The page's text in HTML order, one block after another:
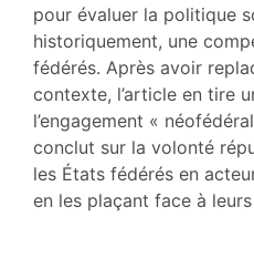
pour évaluer la politique
historiquement, une
fédérés. Après avoir
contexte, l’article en tire
l’engagement «
conclut sur la volonté
les États fédérés en
en les plaçant face à